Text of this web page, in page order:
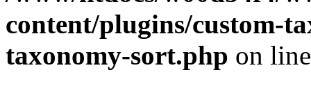
content/plugins/custom-
taxonomy-sort.php on